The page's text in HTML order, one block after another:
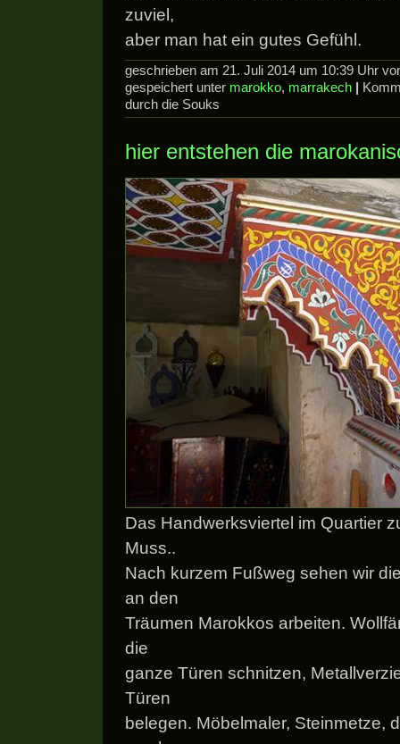
zuviel,
aber man hat ein gutes Gefühl.
geschrieben am 21. Juli 2014 um 10:39 Uhr
gespeichert unter marokko, marrakech
durch die Souks
hier entstehen die
Das Handwerksviertel im Quartier
Muss..
Nach kurzem Fußweg sehen wir
an den
Träumen Marokkos arbeiten.
die
ganze Türen schnitzen,
Türen
belegen. Möbelmaler, Steinmetze,